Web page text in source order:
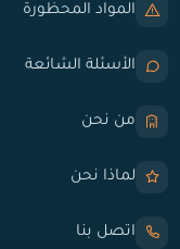
المواد المحظورة
الأسئلة الشائعة
من نحن
لماذا نحن
اتصل بنا